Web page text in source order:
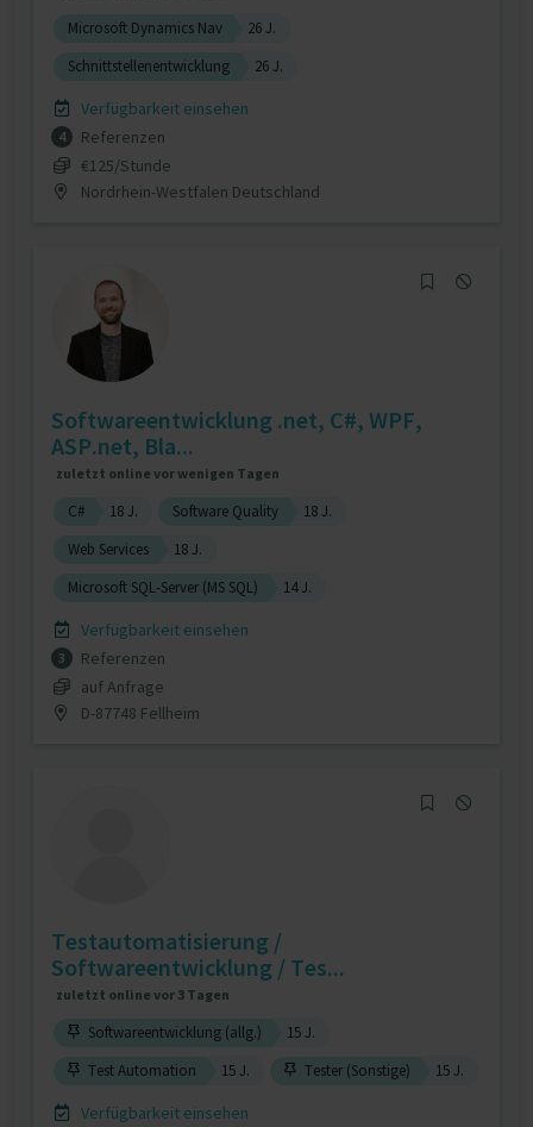
Microsoft Dynamics Nav
26 J.
Schnittstellenentwicklung
26 J.
Verfügbarkeit einsehen
4
Referenzen
€125/Stunde
Nordrhein-Westfalen Deutschland
Softwareentwicklung .net, C#, WPF,
ASP.net, Bla...
zuletzt online vor wenigen Tagen
C# 18 J. Software Quality
18 J.
Web Services
18 J.
Microsoft SQL-Server (MS SQL)
14 J.
Verfügbarkeit einsehen
3
Referenzen
auf Anfrage
D-87748 Fellheim
Testautomatisierung /
Softwareentwicklung / Tes...
zuletzt online vor 3 Tagen
Softwareentwicklung (allg.)
15 J.
Test Automation
15 J. Tester (Sonstige) 15 J.
Verfügbarkeit einsehen